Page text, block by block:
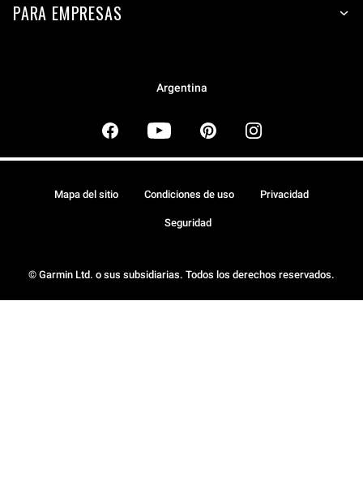
PARA EMPRESAS
Argentina
© Garmin Ltd. o sus subsidiarias. Todos los derechos reservados.
Mapa del sitio Condiciones de uso Privacidad
Seguridad